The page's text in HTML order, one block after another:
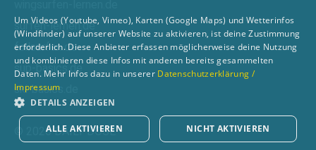
surfen-lernen.de
foilsurfen.de
sup-basics.de
ski-basics.de
© 2026 DAILY DOSE
Um Videos (Youtube, Vimeo), Karten (Google Maps) und Wetterinfos
(Windfinder) auf unserer Website zu aktivieren, ist deine Zustimmung
erforderlich. Diese Anbieter erfassen möglicherweise deine Nutzung
und kombinieren diese Infos mit anderen bereits gesammelten
Daten. Mehr Infos dazu in unserer Datenschutzerklärung /
Impressum
DETAILS ANZEIGEN
ALLE AKTIVIEREN NICHT AKTIVIEREN